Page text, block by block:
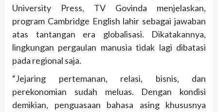
University Press, TV Govinda menjelaskan,
program Cambridge English lahir sebagai jawaban
atas tantangan era globalisasi. Dikatakannya,
lingkungan pergaulan manusia tidak lagi dibatasi
pada regional saja.
“Jejaring pertemanan, relasi, bisnis, dan
perekonomian sudah meluas. Dengan kondisi
demikian, penguasaan bahasa asing khususnya